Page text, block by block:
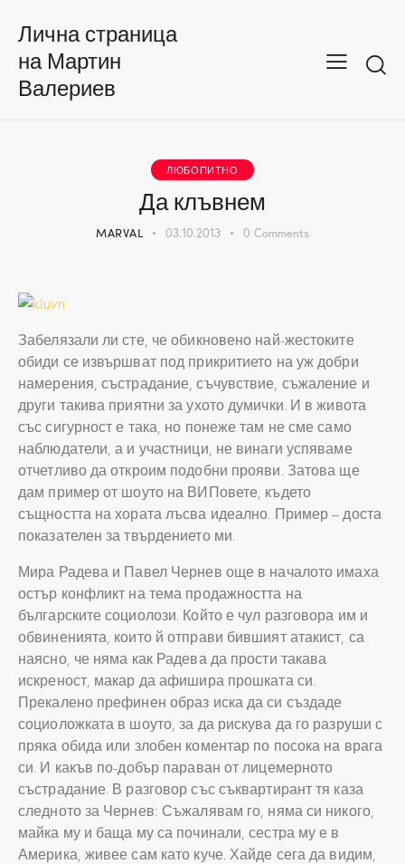
Лична страница
на Мартин
Валериев
ЛЮБОПИТНО
Да клъвнем
MARVAL 03.10.2013 0 Comments
Забелязали ли сте, че обикновено най-жестоките
обиди се извършват под прикритието на уж добри
намерения, състрадание, съчувствие, съжаление и
други такива приятни за ухото думички. И в живота
със сигурност е така, но понеже там не сме само
наблюдатели, а и участници, не винаги успяваме
отчетливо да откроим подобни прояви. Затова ще
дам пример от шоуто на ВИПовете, където
същността на хората лъсва идеално. Пример – доста
показателен за твърдението ми.
Мира Радева и Павел Чернев още в началото имаха
остър конфликт на тема продажността на
българските социолози. Който е чул разговора им и
обвиненията, които й отправи бившият атакист, са
наясно, че няма как Радева да прости такава
искреност, макар да афишира прошката си.
Прекалено префинен образ иска да си създаде
социоложката в шоуто, за да рискува да го разруши с
пряка обида или злобен коментар по посока на врага
си. И какъв по-добър параван от лицемерното
състрадание. В разговор със съквартирант тя каза
следното за Чернев: Съжалявам го, няма си никого,
майка му и баща му са починали, сестра му е в
Америка, живее сам като куче. Хайде сега да видим,